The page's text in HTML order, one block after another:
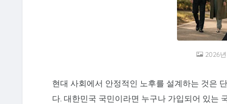
2026
현대 사회에서 안정적인 노후를 설계하는 것은
다. 대한민국 국민이라면 누구나 가입되어 있는